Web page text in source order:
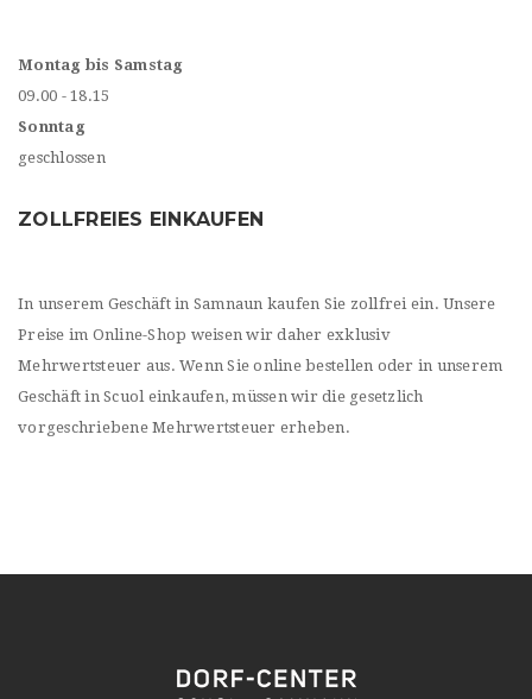
Montag bis Samstag
09.00 - 18.15
Sonntag
geschlossen
ZOLLFREIES EINKAUFEN
In unserem Geschäft in Samnaun kaufen Sie zollfrei ein. Unsere
Preise im Online-Shop weisen wir daher exklusiv
Mehrwertsteuer aus. Wenn Sie online bestellen oder in unserem
Geschäft in Scuol einkaufen, müssen wir die gesetzlich
vorgeschriebene Mehrwertsteuer erheben.